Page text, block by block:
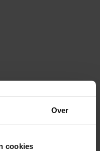
Over
cookies